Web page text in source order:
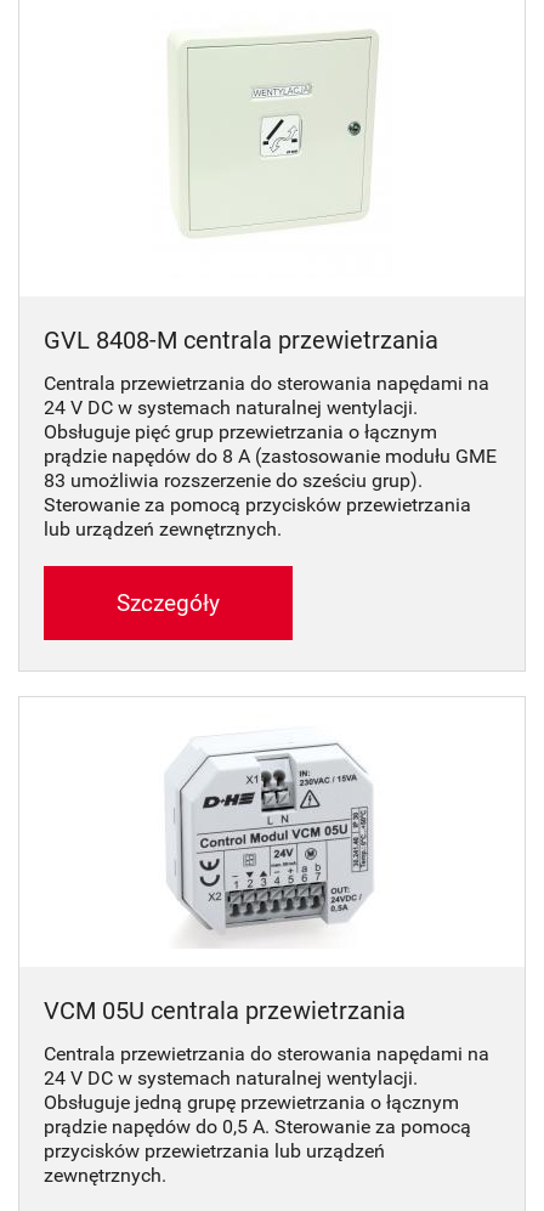
GVL 8408-M centrala przewietrzania
Centrala przewietrzania do sterowania napędami na
24 V DC w systemach naturalnej wentylacji.
Obsługuje pięć grup przewietrzania o łącznym
prądzie napędów do 8 A (zastosowanie modułu GME
83 umożliwia rozszerzenie do sześciu grup).
Sterowanie za pomocą przycisków przewietrzania
lub urządzeń zewnętrznych.
Szczegóły
VCM 05U centrala przewietrzania
Centrala przewietrzania do sterowania napędami na
24 V DC w systemach naturalnej wentylacji.
Obsługuje jedną grupę przewietrzania o łącznym
prądzie napędów do 0,5 A. Sterowanie za pomocą
przycisków przewietrzania lub urządzeń
zewnętrznych.